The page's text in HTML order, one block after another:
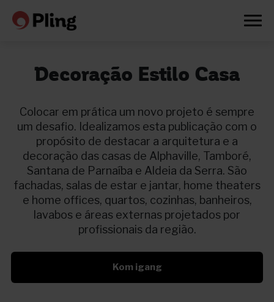
Prøv en måned gratis
Decoração Estilo Casa
Colocar em prática um novo projeto é sempre
um desafio. Idealizamos esta publicação com o
propósito de destacar a arquitetura e a
decoração das casas de Alphaville, Tamboré,
Santana de Parnaíba e Aldeia da Serra. São
fachadas, salas de estar e jantar, home theaters
e home offices, quartos, cozinhas, banheiros,
lavabos e áreas externas projetados por
profissionais da região.
Kom igang